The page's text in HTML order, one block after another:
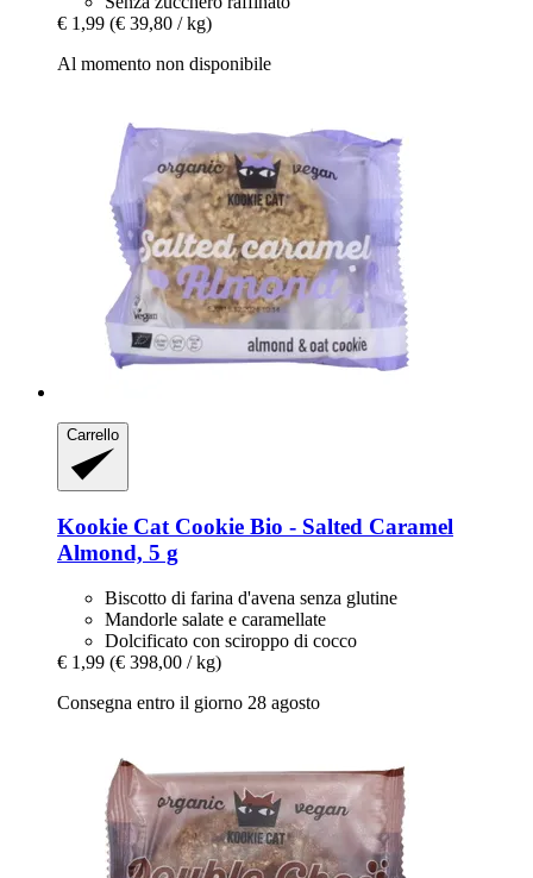
€ 1,99 (€ 39,80 / kg)
Al momento non disponibile
Carrello
Kookie Cat Cookie Bio -​ Salted Caramel
Almond, 5 g
Biscotto di farina d'avena senza glutine
Mandorle salate e caramellate
Dolcificato con sciroppo di cocco
€ 1,99 (€ 398,00 / kg)
Consegna entro il giorno 28 agosto